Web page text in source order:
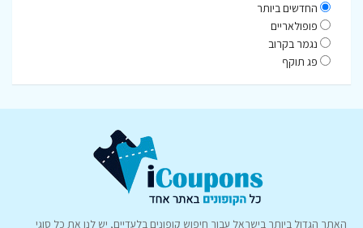
החדשים ביותר
פופולאריים
נגמר בקרוב
פג תוקף
האתר הגדול ביותר בישראל עבור חיפוש קופונים בלעדיים, יש לנו את כל סוגי